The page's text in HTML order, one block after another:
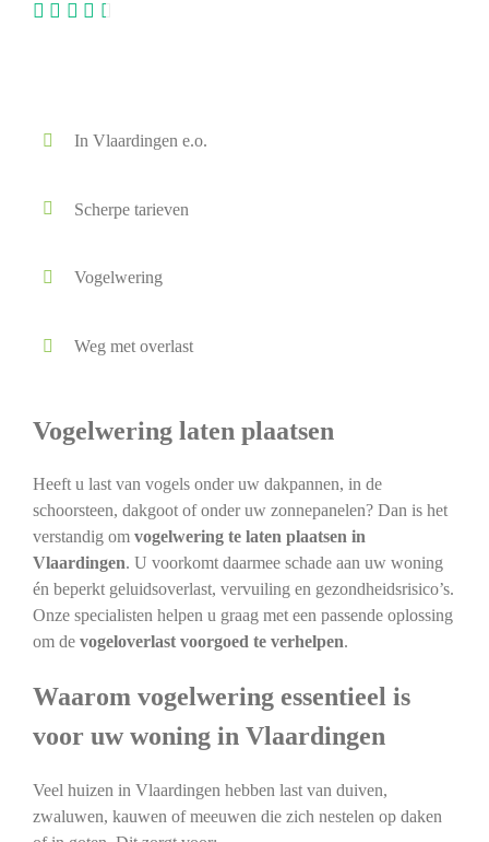
In Vlaardingen e.o.
Scherpe tarieven
Vogelwering
Weg met overlast
Vogelwering laten plaatsen
Heeft u last van vogels onder uw dakpannen, in de
schoorsteen, dakgoot of onder uw zonnepanelen? Dan is het
verstandig om vogelwering te laten plaatsen in
Vlaardingen. U voorkomt daarmee schade aan uw woning
én beperkt geluidsoverlast, vervuiling en gezondheidsrisico’s.
Onze specialisten helpen u graag met een passende oplossing
om de vogeloverlast voorgoed te verhelpen.
Waarom vogelwering essentieel is
voor uw woning in Vlaardingen
Veel huizen in Vlaardingen hebben last van duiven,
zwaluwen, kauwen of meeuwen die zich nestelen op daken